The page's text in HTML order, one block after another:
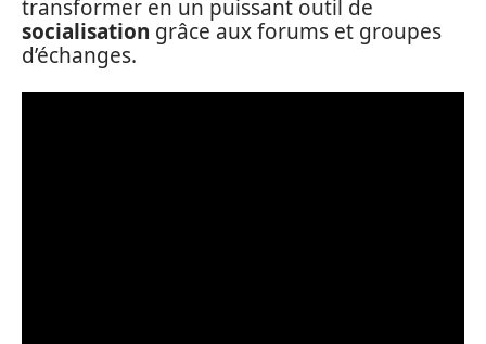
transformer en un puissant outil de
socialisation grâce aux forums et groupes
d’échanges.